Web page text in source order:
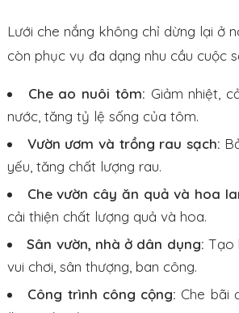
Lưới che nắng không chỉ dừng lại ở
còn phục vụ đa dạng nhu cầu cuộc
Che ao nuôi tôm: Giảm nhiệt,
nước, tăng tỷ lệ sống của tôm.
Vườn ươm và trồng rau sạch:
yếu, tăng chất lượng rau.
Che vườn cây ăn quả và hoa
cải thiện chất lượng quả và hoa.
Sân vườn, nhà ở dân dụng: Tạo
vui chơi, sân thượng, ban công.
Công trình công cộng: Che bãi